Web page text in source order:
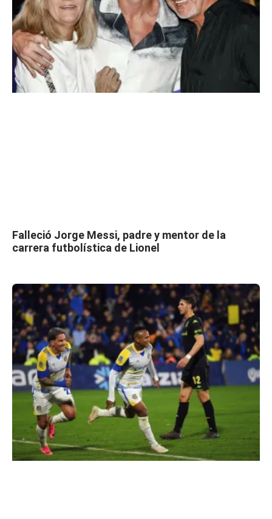
Falleció Jorge Messi, padre y mentor de la
carrera futbolística de Lionel